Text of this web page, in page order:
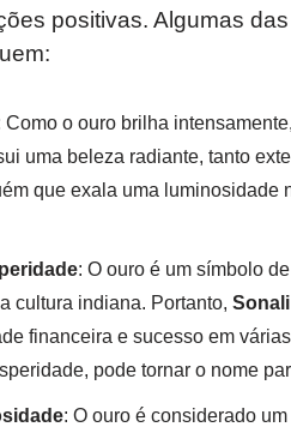
positivas. Algumas
Como o ouro brilha
uma beleza radiante, tanto
que exala uma luminosidade
: O ouro é um símbolo
cultura indiana. Portanto, Sonali
financeira e sucesso em
pode tornar o nome
: O ouro é considerado